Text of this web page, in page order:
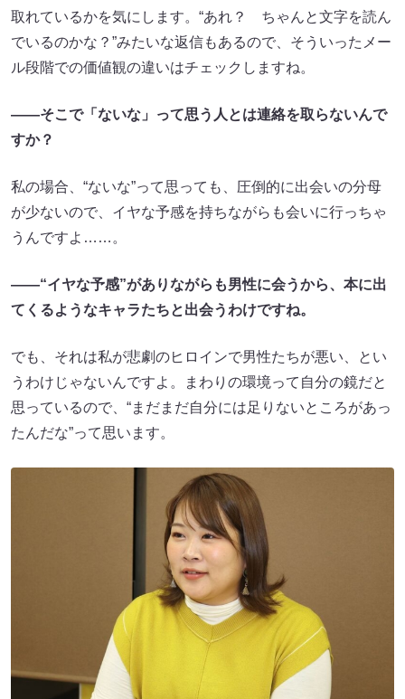
取れているかを気にします。“あれ？ ちゃんと文字を読ん
でいるのかな？”みたいな返信もあるので、そういったメー
ル段階での価値観の違いはチェックしますね。
――そこで「ないな」って思う人とは連絡を取らないんで
すか？
私の場合、“ないな”って思っても、圧倒的に出会いの分母
が少ないので、イヤな予感を持ちながらも会いに行っちゃ
うんですよ……。
――“イヤな予感”がありながらも男性に会うから、本に出
てくるようなキャラたちと出会うわけですね。
でも、それは私が悲劇のヒロインで男性たちが悪い、とい
うわけじゃないんですよ。まわりの環境って自分の鏡だと
思っているので、“まだまだ自分には足りないところがあっ
たんだな”って思います。